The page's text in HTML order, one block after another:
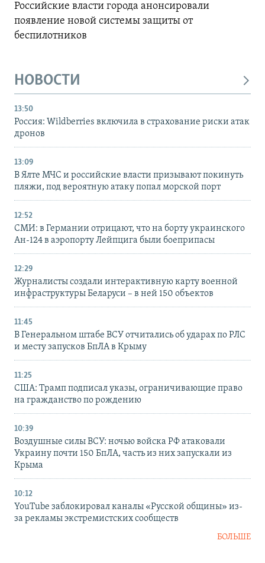
Российские власти города анонсировали
появление новой системы защиты от
беспилотников
НОВОСТИ
13:50
Россия: Wildberries включила в страхование риски атак
дронов
13:09
В Ялте МЧС и российские власти призывают покинуть
пляжи, под вероятную атаку попал морской порт
12:52
СМИ: в Германии отрицают, что на борту украинского
Ан-124 в аэропорту Лейпцига были боеприпасы
12:29
Журналисты создали интерактивную карту военной
инфраструктуры Беларуси – в ней 150 объектов
11:45
В Генеральном штабе ВСУ отчитались об ударах по РЛС
и месту запусков БпЛА в Крыму
11:25
США: Трамп подписал указы, ограничивающие право
на гражданство по рождению
10:39
Воздушные силы ВСУ: ночью войска РФ атаковали
Украину почти 150 БпЛА, часть из них запускали из
Крыма
10:12
YouTube заблокировал каналы «Русской общины» из-
за рекламы экстремистских сообществ
БОЛЬШЕ